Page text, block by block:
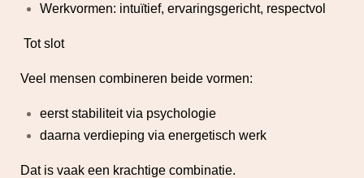
Werkvormen: intuïtief, ervaringsgericht, respectvol
Tot slot
Veel mensen combineren beide vormen:
eerst stabiliteit via psychologie
daarna verdieping via energetisch werk
Dat is vaak een krachtige combinatie.